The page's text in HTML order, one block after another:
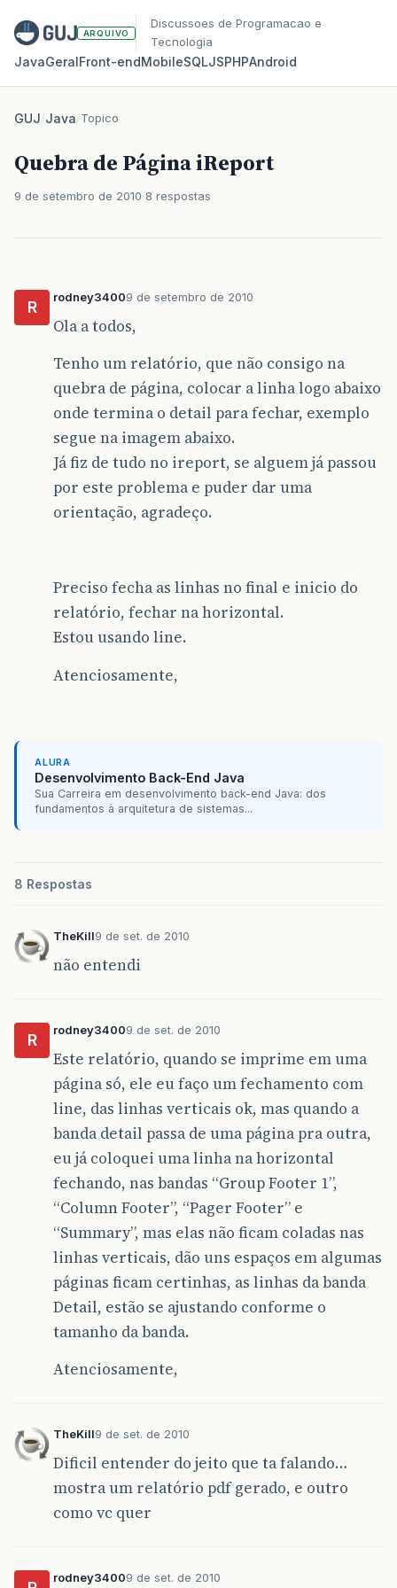
ARQUIVO
Discussoes de Programacao e
Tecnologia
JavaGeralFront‑endMobileSQLJSPHPAndroid
GUJ/Java/Topico
Quebra de Página iReport
9 de setembro de 2010 8 respostas
R
rodney34009 de setembro de 2010
Ola a todos,
Tenho um relatório, que não consigo na
quebra de página, colocar a linha logo abaixo
onde termina o detail para fechar, exemplo
segue na imagem abaixo.
Já fiz de tudo no ireport, se alguem já passou
por este problema e puder dar uma
orientação, agradeço.
Preciso fecha as linhas no final e inicio do
relatório, fechar na horizontal.
Estou usando line.
Atenciosamente,
ALURA
Desenvolvimento Back-End Java
Sua Carreira em desenvolvimento back-end Java: dos
fundamentos à arquitetura de sistemas...
8 Respostas
TheKill9 de set. de 2010
não entendi
R
rodney34009 de set. de 2010
Este relatório, quando se imprime em uma
página só, ele eu faço um fechamento com
line, das linhas verticais ok, mas quando a
banda detail passa de uma página pra outra,
eu já coloquei uma linha na horizontal
fechando, nas bandas “Group Footer 1”,
“Column Footer”, “Pager Footer” e
“Summary”, mas elas não ficam coladas nas
linhas verticais, dão uns espaços em algumas
páginas ficam certinhas, as linhas da banda
Detail, estão se ajustando conforme o
tamanho da banda.
Atenciosamente,
TheKill9 de set. de 2010
Dificil entender do jeito que ta falando…
mostra um relatório pdf gerado, e outro
como vc quer
rodney34009 de set. de 2010